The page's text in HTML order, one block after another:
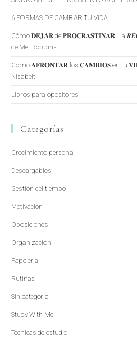
6 FORMAS DE CAMBIAR TU VIDA
Cómo 𝐃𝐄𝐉𝐀𝐑 de 𝐏𝐑𝐎𝐂𝐑𝐀𝐒𝐓𝐈𝐍𝐀𝐑. La
de Mel Robbins
Cómo 𝐀𝐅𝐑𝐎𝐍𝐓𝐀𝐑 los 𝐂𝐀𝐌𝐁𝐈𝐎𝐒 en tu
Nisabelt
Libros para opositores
Categorías
Crecimiento personal
Descargables
Gestión del tiempo
Motivación
Oposiciones
Organización
Papelería
Rutinas
Sin categoría
Study With Me
Técnicas de estudio